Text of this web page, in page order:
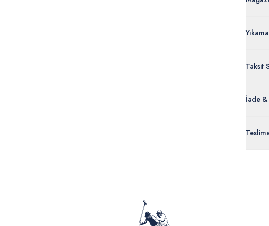
Taksit
İade &